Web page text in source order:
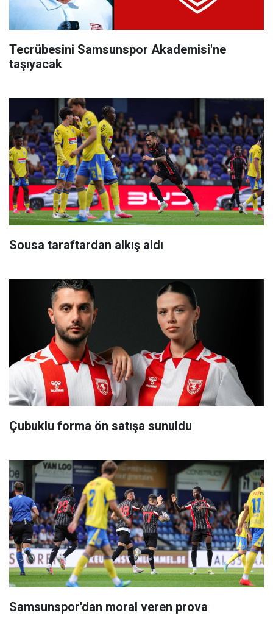
Tecrübesini Samsunspor Akademisi'ne
taşıyacak
Sousa taraftardan alkış aldı
Çubuklu forma ön satışa sunuldu
Samsunspor'dan moral veren prova